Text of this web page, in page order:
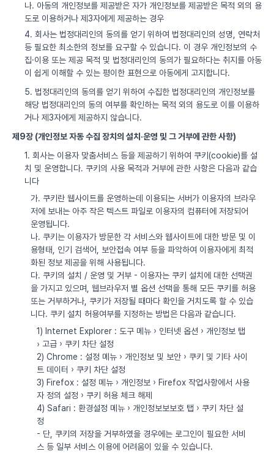
나. 아동의 개인정보를 제공받은 자가 개인정보를 제공받은 목적 외의 용
도로 이용하거나 제3자에게 제공하는 경우
4. 회사는 법정대리인의 동의를 얻기 위하여 법정대리인의 성명, 연락처
등 필요한 최소한의 정보를 요구할 수 있습니다. 이 경우 개인정보의 수
집·이용 또는 제공 목적 및 법정대리인의 동의가 필요하다는 취지를 아동
이 쉽게 이해할 수 있는 평이한 표현으로 아동에게 고지합니다.
5. 법정대리인의 동의를 얻기 위하여 수집한 법정대리인의 개인정보를
해당 법정대리인의 동의 여부를 확인하는 목적 외의 용도로 이를 이용하
거나 제3자에게 제공하지 않습니다.
제9장 (개인정보 자동 수집 장치의 설치·운영 및 그 거부에 관한 사항)
1. 회사는 이용자 맞춤서비스 등을 제공하기 위하여 쿠키(cookie)를 설
치 및 운영합니다. 쿠키의 사용 목적과 거부에 관한 사항은 다음과 같습
니다
가. 쿠키란 웹사이트를 운영하는데 이용되는 서버가 이용자의 브라우
저에 보내는 아주 작은 텍스트 파일로 이용자의 컴퓨터에 저장되어
운영됩니다.
나. 쿠키는 이용자가 방문한 각 서비스와 웹사이트에 대한 방문 및 이
용형태, 인기 검색어, 보안접속 여부 등을 파악하여 이용자에게 최적
화된 정보 제공을 위해 사용됩니다.
다. 쿠키의 설치 / 운영 및 거부 - 이용자는 쿠키 설치에 대한 선택권
을 가지고 있으며, 웹브라우저 별 옵션 선택을 통해 모든 쿠키를 허용
또는 거부하거나, 쿠키가 저장될 때마다 확인을 거치도록 할 수 있습
니다. 쿠키 설치 허용여부를 지정하는 방법은 다음과 같습니다.
1) Internet Explorer : 도구 메뉴 › 인터넷 옵션 › 개인정보 탭
› 고급 › 쿠키 차단 설정
2) Chrome : 설정 메뉴 › 개인정보 및 보안 › 쿠키 및 기타 사이
트 데이터 › 쿠키 차단 설정
3) Firefox : 설정 메뉴 › 개인정보 › Firefox 작업사항에서 사용
자 정의 설정 › 쿠키 허용 체크 해제
4) Safari : 환경설정 메뉴 › 개인정보보보호 탭 › 쿠키 차단 설
정
- 단, 쿠키의 저장을 거부하였을 경우에는 로그인이 필요한 서비
스 등 일부 서비스 이용에 어려움이 있을 수 있습니다.